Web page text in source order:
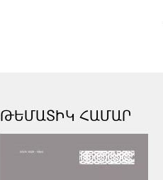
ԹԵՄԱՏԻԿ ՀԱՄԱՐ